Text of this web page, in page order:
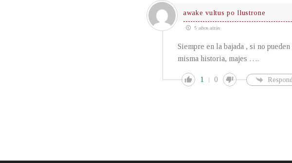
awake vultus po llustrone
5 años atrás
Siempre en la bajada , si no
misma historia, majes ….
1 0